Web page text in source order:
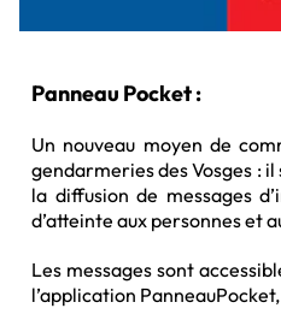
Panneau Pocket :
Un nouveau moyen de
gendarmeries des Vosges :
la diffusion de messages
d’atteinte aux personnes et
Les messages sont
l’application